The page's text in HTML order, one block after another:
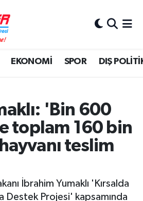
EKONOMİ SPOR DIŞ
'Bin 600
toplam 160 bin
teslim
İbrahim Yumaklı 'Kırsalda
Destek Projesi' kapsamında
MAGAZİN
Vakitleri
Durumu ve Fikstür